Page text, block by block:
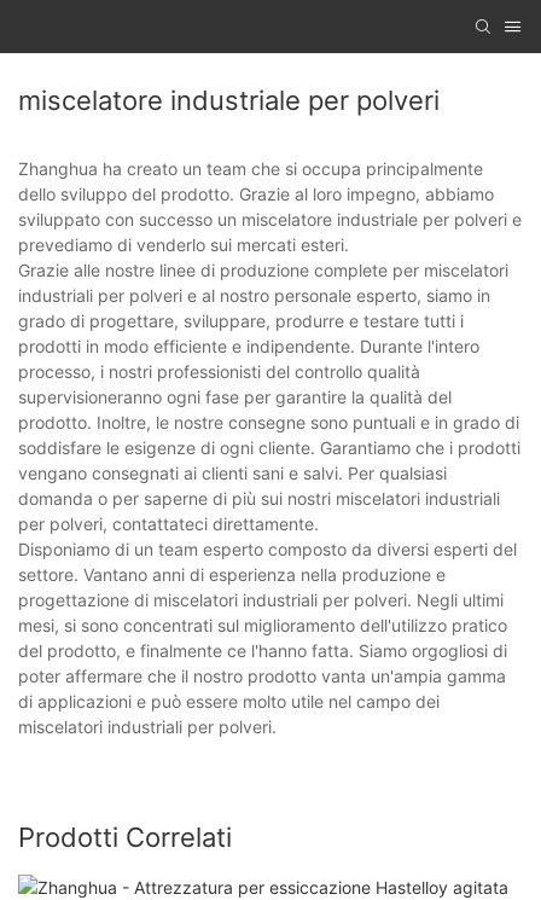
miscelatore industriale per polveri
Zhanghua ha creato un team che si occupa principalmente
dello sviluppo del prodotto. Grazie al loro impegno, abbiamo
sviluppato con successo un miscelatore industriale per polveri e
prevediamo di venderlo sui mercati esteri.
Grazie alle nostre linee di produzione complete per miscelatori
industriali per polveri e al nostro personale esperto, siamo in
grado di progettare, sviluppare, produrre e testare tutti i
prodotti in modo efficiente e indipendente. Durante l'intero
processo, i nostri professionisti del controllo qualità
supervisioneranno ogni fase per garantire la qualità del
prodotto. Inoltre, le nostre consegne sono puntuali e in grado di
soddisfare le esigenze di ogni cliente. Garantiamo che i prodotti
vengano consegnati ai clienti sani e salvi. Per qualsiasi
domanda o per saperne di più sui nostri miscelatori industriali
per polveri, contattateci direttamente.
Disponiamo di un team esperto composto da diversi esperti del
settore. Vantano anni di esperienza nella produzione e
progettazione di miscelatori industriali per polveri. Negli ultimi
mesi, si sono concentrati sul miglioramento dell'utilizzo pratico
del prodotto, e finalmente ce l'hanno fatta. Siamo orgogliosi di
poter affermare che il nostro prodotto vanta un'ampia gamma
di applicazioni e può essere molto utile nel campo dei
miscelatori industriali per polveri.
Prodotti Correlati